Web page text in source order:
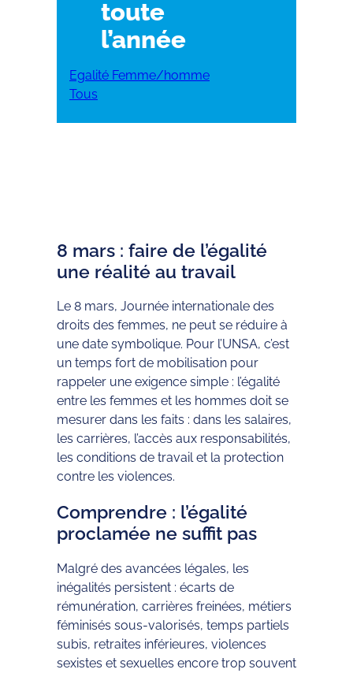
toute
l’année
Egalité Femme/homme
Tous
8 mars : faire de l’égalité
une réalité au travail
Le 8 mars, Journée internationale des
droits des femmes, ne peut se réduire à
une date symbolique. Pour l’UNSA, c’est
un temps fort de mobilisation pour
rappeler une exigence simple : l’égalité
entre les femmes et les hommes doit se
mesurer dans les faits : dans les salaires,
les carrières, l’accès aux responsabilités,
les conditions de travail et la protection
contre les violences.
Comprendre : l’égalité
proclamée ne suffit pas
Malgré des avancées légales, les
inégalités persistent : écarts de
rémunération, carrières freinées, métiers
féminisés sous-valorisés, temps partiels
subis, retraites inférieures, violences
sexistes et sexuelles encore trop souvent